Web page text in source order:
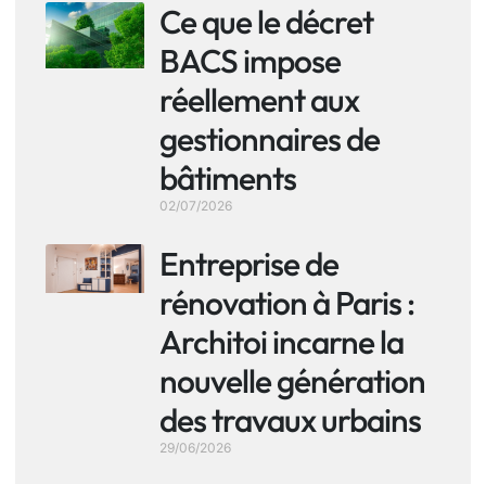
Ce que le décret
BACS impose
réellement aux
gestionnaires de
bâtiments
02/07/2026
Entreprise de
rénovation à Paris :
Architoi incarne la
nouvelle génération
des travaux urbains
29/06/2026